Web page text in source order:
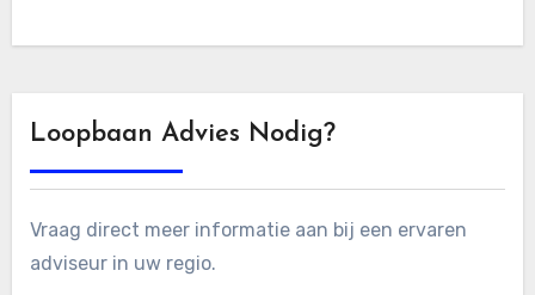
Loopbaan Advies Nodig?
Vraag direct meer informatie aan bij een ervaren
adviseur in uw regio.